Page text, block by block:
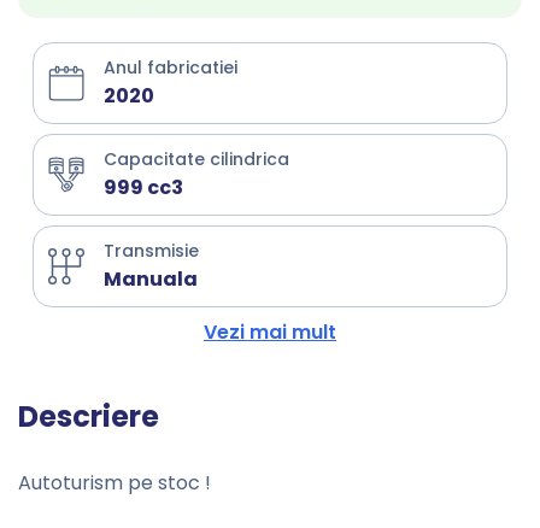
Anul fabricatiei
2020
Capacitate cilindrica
999 cc3
Transmisie
Manuala
Vezi mai mult
Descriere
Autoturism pe stoc !